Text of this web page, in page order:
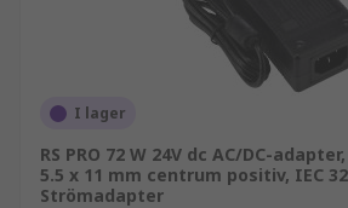
I lager
RS PRO 72 W 24V dc AC/DC-
5.5 x 11 mm centrum positiv, IEC
Strömadapter